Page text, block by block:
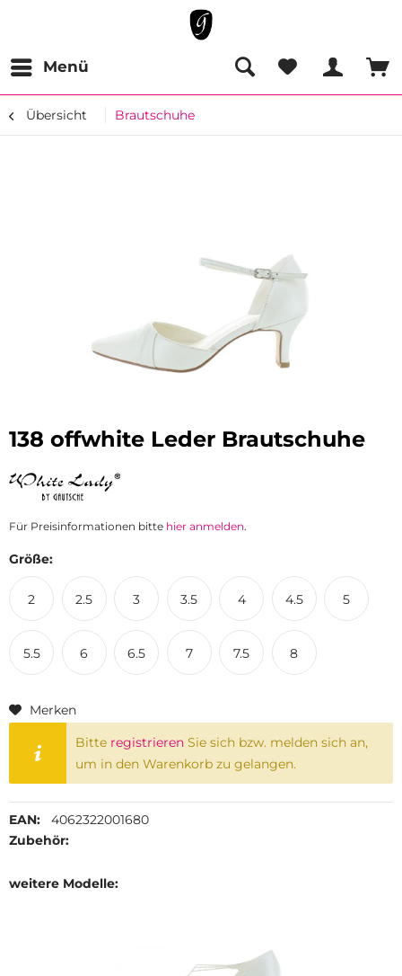
Menü
Übersicht Brautschuhe
138 offwhite Leder Brautschuhe
Für Preisinformationen bitte hier anmelden.
Größe:
2 2.5 3 3.5 4 4.5 5
5.5 6 6.5 7 7.5 8
Merken
Bitte registrieren Sie sich bzw. melden sich an,
um in den Warenkorb zu gelangen.
EAN:
4062322001680
Zubehör:
weitere Modelle: